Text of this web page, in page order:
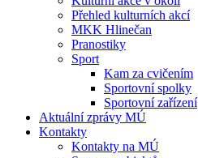
Přehled kulturních akcí
MKK Hlinečan
Pranostiky
Sport
Kam za cvičením
Sportovní spolky
Sportovní zařízení
Aktuální zprávy MÚ
Kontakty
Kontakty na MÚ